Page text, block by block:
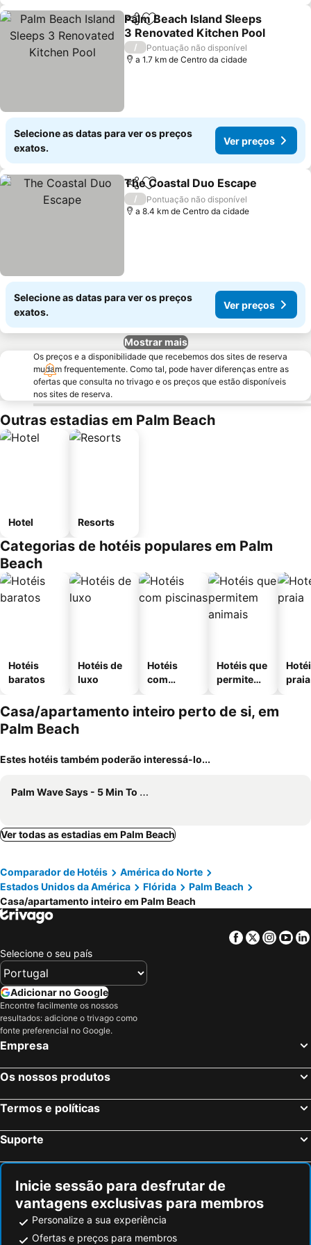
PartilharAdicionar aos favoritos
Palm Beach Island Sleeps
3 Renovated Kitchen Pool
/
Pontuação não disponível
a 1.7 km de Centro da cidade
Selecione as datas para ver os preços
exatos.
Ver preços
PartilharAdicionar aos favoritos
The Coastal Duo Escape
/
Pontuação não disponível
a 8.4 km de Centro da cidade
Selecione as datas para ver os preços
exatos.
Ver preços
Mostrar mais
Os preços e a disponibilidade que recebemos dos sites de reserva
mudam frequentemente. Como tal, pode haver diferenças entre as
ofertas que consulta no trivago e os preços que estão disponíveis
nos sites de reserva.
Outras estadias em Palm Beach
Hotel Resorts
Categorias de hotéis populares em Palm
Beach
Hotéis
baratos
Hotéis de
luxo
Hotéis
com
Hotéis que
permitem
praia
Casa/apartamento inteiro perto de si, em
Palm Beach
Estes hotéis também poderão interessá-lo...
Palm Wave Says - 5 Min To Best Locations
Ver todas as estadias em Palm Beach
Comparador de Hotéis
América do Norte
Estados Unidos da América
Flórida
Palm Beach
Casa/apartamento inteiro em Palm Beach
Facebook
Twitter
Selecione o seu país
Adicionar no Google
Encontre facilmente os nossos
resultados: adicione o trivago como
fonte preferencial no Google.
Empresa
Os nossos produtos
Termos e políticas
Suporte
Inicie sessão para desfrutar de
vantagens exclusivas para membros
Personalize a sua experiência
Ofertas e preços para membros